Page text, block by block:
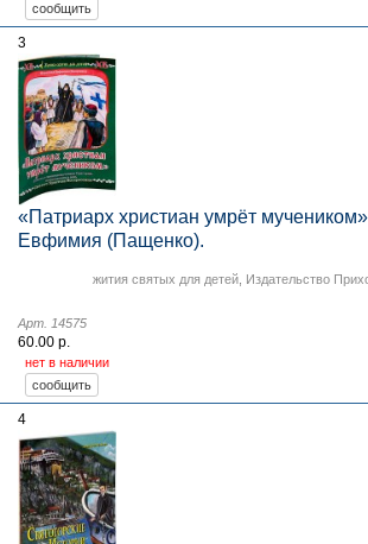
3
«Патриарх христиан умрёт
Евфимия (Пащенко).
жития святых для детей Издательство
Арт. 14575
60.00 р.
нет в наличии
4